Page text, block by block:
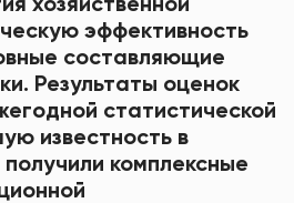
эффективность
составляющие
Результаты оценок
статистической
известность в
комплексные